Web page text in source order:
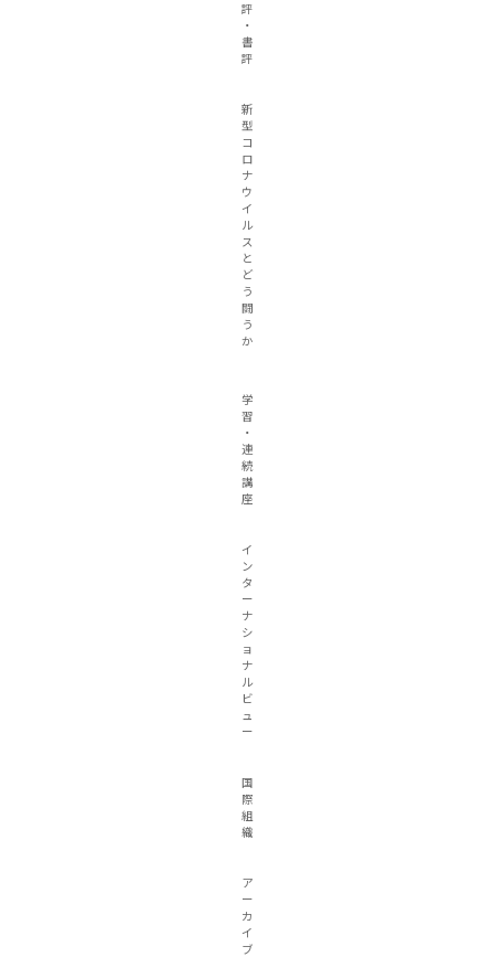
評
・
書
評
新
型
コ
ロ
ナ
ウ
イ
ル
ス
と
ど
う
闘
う
か
学
習
・
連
続
講
座
イ
ン
タ
ー
ナ
シ
ョ
ナ
ル
ビ
ュ
ー
国
際
組
織
ア
ー
カ
イ
ブ